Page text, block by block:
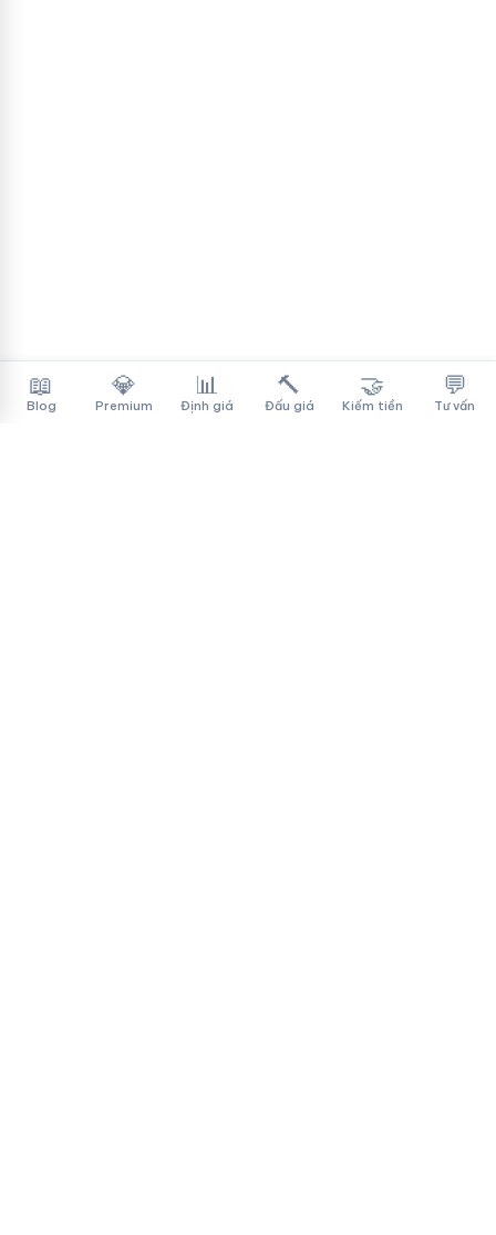
📖
Blog
💎
Premium
📊
Định giá
🔨
Đấu giá
🤝
Kiếm tiền
💬
Tư vấn